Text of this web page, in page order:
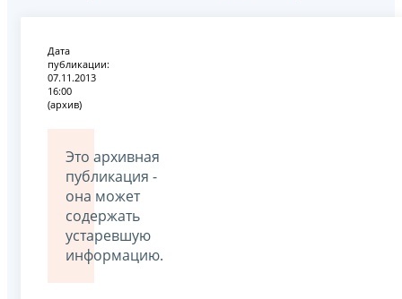
Дата
публикации:
07.11.2013
16:00
(архив)
Это архивная
публикация -
она может
содержать
устаревшую
информацию.